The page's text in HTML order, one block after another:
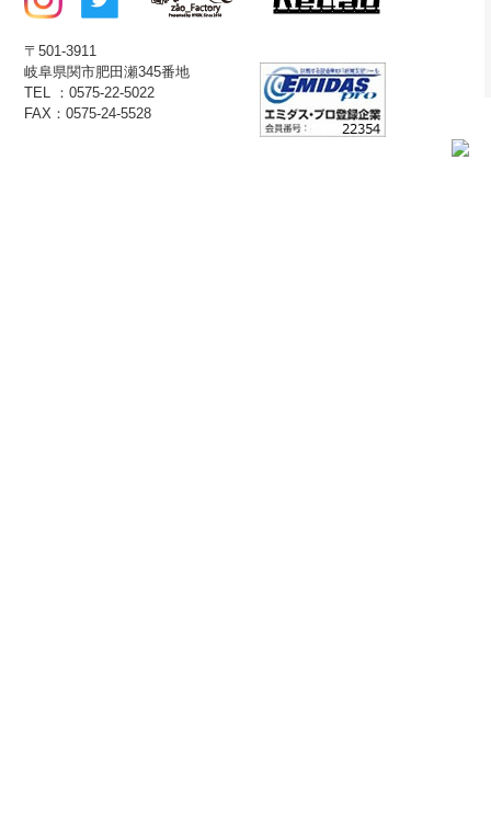
〒501-3911
岐阜県関市肥田瀬345番地
TEL ：0575-22-5022
FAX：0575-24-5528